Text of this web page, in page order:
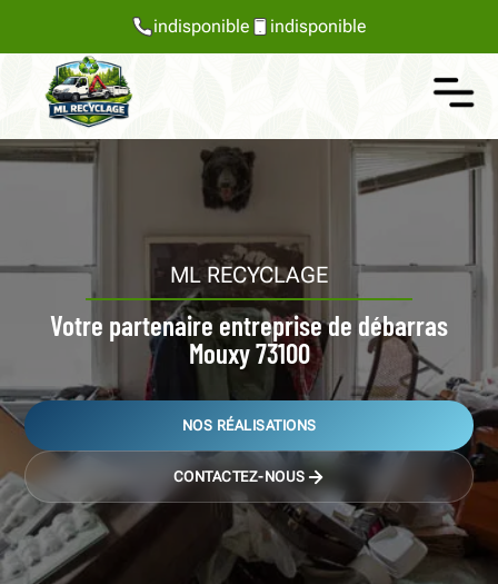
indisponible indisponible
ML RECYCLAGE
Votre partenaire entreprise de débarras
Mouxy 73100
NOS RÉALISATIONS
CONTACTEZ-NOUS